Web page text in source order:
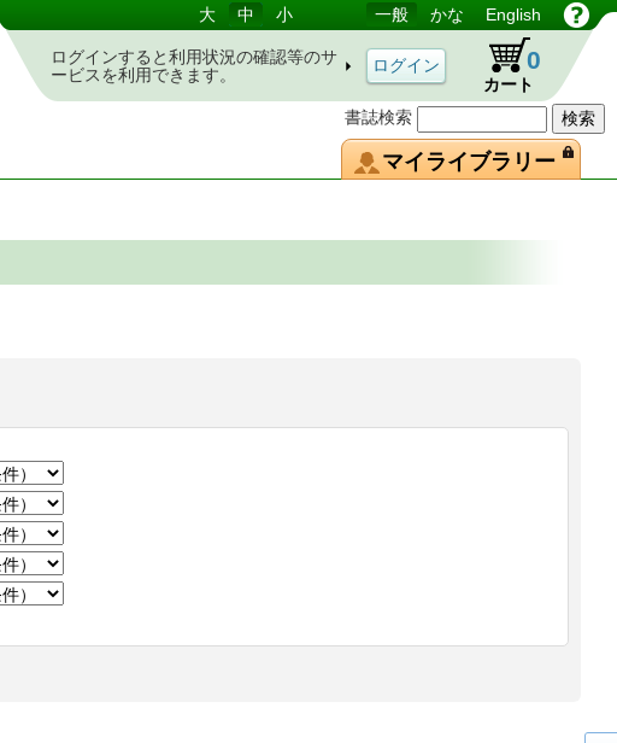
書誌検索
大 中 小 一般 かな English
ログインすると利用状況の確認等のサ
ービスを利用できます。
カート
0
マイライブラリー